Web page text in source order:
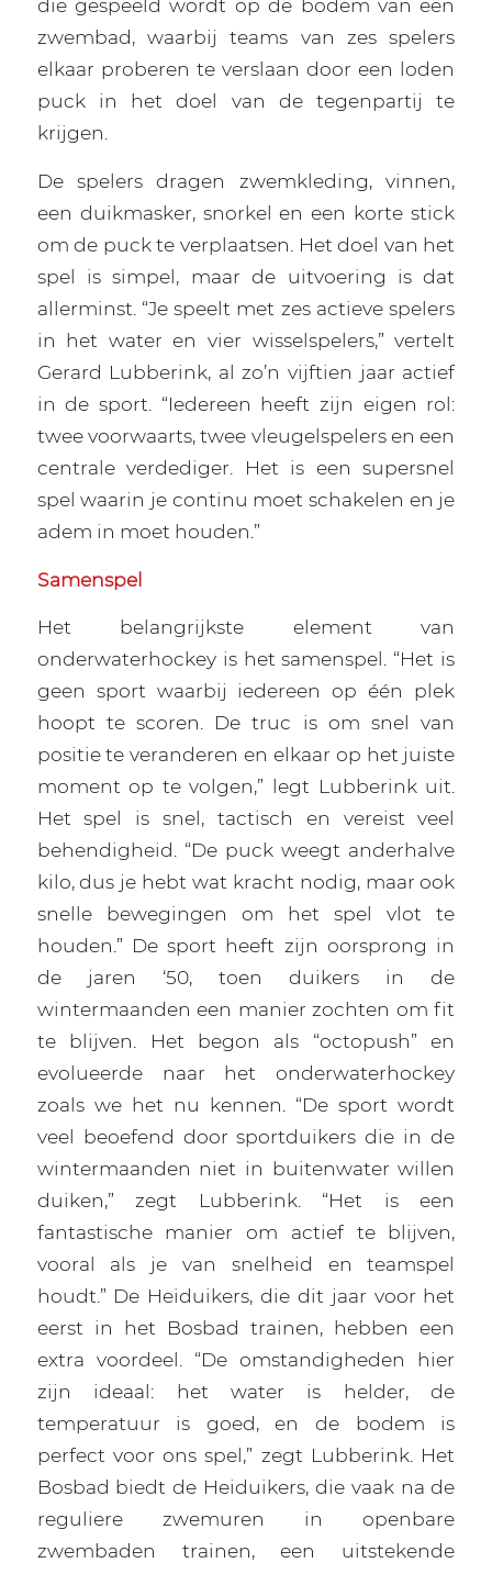
die gespeeld wordt op de bodem van een
zwembad, waarbij teams van zes spelers
elkaar proberen te verslaan door een loden
puck in het doel van de tegenpartij te
krijgen.
De spelers dragen zwemkleding, vinnen,
een duikmasker, snorkel en een korte stick
om de puck te verplaatsen. Het doel van het
spel is simpel, maar de uitvoering is dat
allerminst. “Je speelt met zes actieve spelers
in het water en vier wisselspelers,” vertelt
Gerard Lubberink, al zo’n vijftien jaar actief
in de sport. “Iedereen heeft zijn eigen rol:
twee voorwaarts, twee vleugelspelers en een
centrale verdediger. Het is een supersnel
spel waarin je continu moet schakelen en je
adem in moet houden.”
Samenspel
Het belangrijkste element van
onderwaterhockey is het samenspel. “Het is
geen sport waarbij iedereen op één plek
hoopt te scoren. De truc is om snel van
positie te veranderen en elkaar op het juiste
moment op te volgen,” legt Lubberink uit.
Het spel is snel, tactisch en vereist veel
behendigheid. “De puck weegt anderhalve
kilo, dus je hebt wat kracht nodig, maar ook
snelle bewegingen om het spel vlot te
houden.” De sport heeft zijn oorsprong in
de jaren ‘50, toen duikers in de
wintermaanden een manier zochten om fit
te blijven. Het begon als “octopush” en
evolueerde naar het onderwaterhockey
zoals we het nu kennen. “De sport wordt
veel beoefend door sportduikers die in de
wintermaanden niet in buitenwater willen
duiken,” zegt Lubberink. “Het is een
fantastische manier om actief te blijven,
vooral als je van snelheid en teamspel
houdt.” De Heiduikers, die dit jaar voor het
eerst in het Bosbad trainen, hebben een
extra voordeel. “De omstandigheden hier
zijn ideaal: het water is helder, de
temperatuur is goed, en de bodem is
perfect voor ons spel,” zegt Lubberink. Het
Bosbad biedt de Heiduikers, die vaak na de
reguliere zwemuren in openbare
zwembaden trainen, een uitstekende